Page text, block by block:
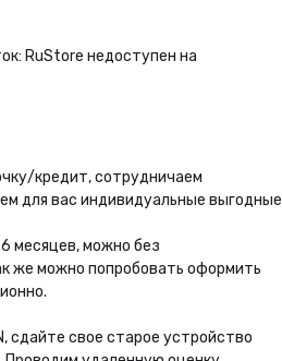
RuStore недоступен на
кредит, сотрудничаем
для вас индивидуальные выгодные
месяцев, можно без
же можно попробовать оформить
сдайте свое старое устройство
ин
и кредит